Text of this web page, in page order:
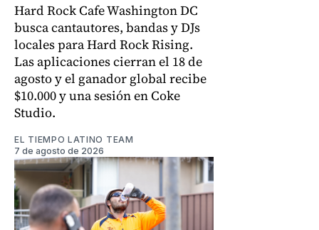
Hard Rock Cafe Washington DC
busca cantautores, bandas y DJs
locales para Hard Rock Rising.
Las aplicaciones cierran el 18 de
agosto y el ganador global recibe
$10.000 y una sesión en Coke
Studio.
EL TIEMPO LATINO TEAM
7 de agosto de 2026